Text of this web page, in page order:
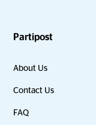
Partipost
About Us
Contact Us
FAQ